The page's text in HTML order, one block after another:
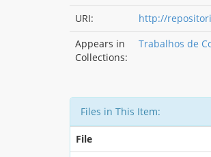
URI:
http://
Appears in
Collections:
Trabalhos de
Files in This Item:
File